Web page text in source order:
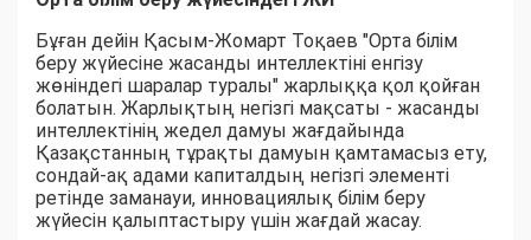
Бұған дейін Қасым-Жомарт Тоқаев "Орта білім
беру жүйесіне жасанды интеллектіні енгізу
жөніндегі шаралар туралы" жарлыққа қол қойған
болатын. Жарлықтың негізгі мақсаты - жасанды
интеллектінің жедел дамуы жағдайында
Қазақстанның тұрақты дамуын қамтамасыз ету,
сондай-ақ адами капиталдың негізгі элементі
ретінде заманауи, инновациялық білім беру
жүйесін қалыптастыру үшін жағдай жасау.